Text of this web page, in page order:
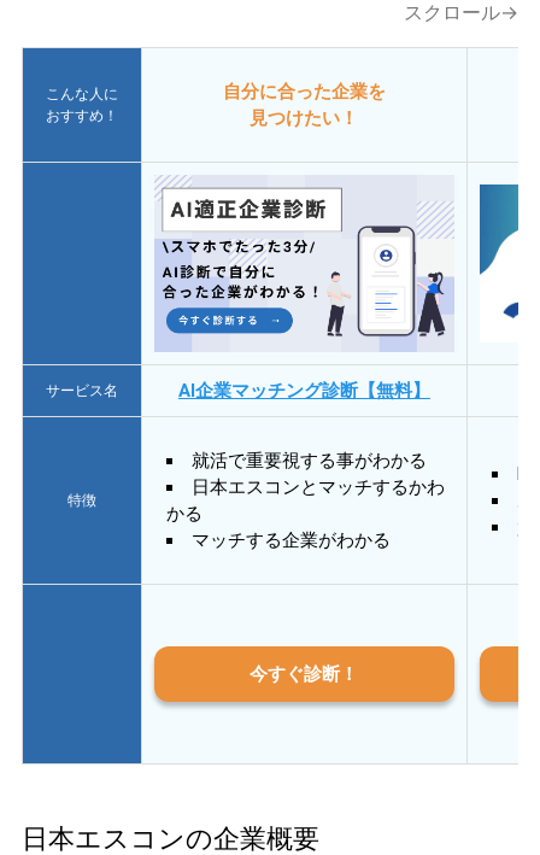
スクロール→
こんな人に
おすすめ！
自分に合った企業を
見つけたい！
サービス名 AI企業マッチング診断【無料】
特徴
就活で重要視する事がわかる
日本エスコンとマッチするかわ
かる
マッチする企業がわかる
質
今すぐ診断！
日本エスコンの企業概要